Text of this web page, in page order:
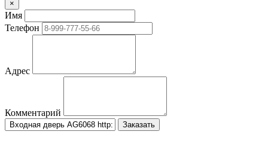
×
Имя
Телефон
Адрес
Комментарий
Заказать